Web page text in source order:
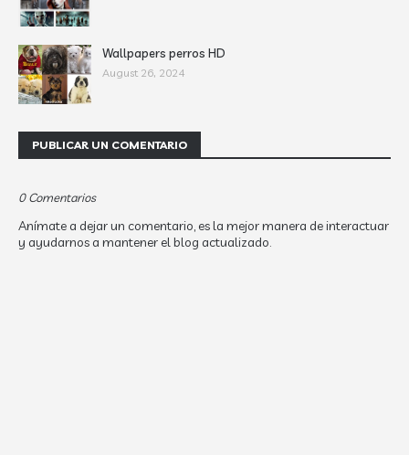
Wallpapers perros HD
August 26, 2024
PUBLICAR UN COMENTARIO
0 Comentarios
Anímate a dejar un comentario, es la mejor manera de interactuar
y ayudarnos a mantener el blog actualizado.